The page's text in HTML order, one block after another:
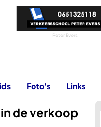
Peter Evers
Foto's Links
de verkoop